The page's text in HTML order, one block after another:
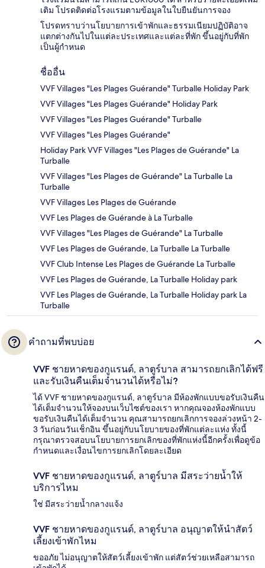
เติม โปรดติดต่อโรงแรมตามข้อมูลในใบยืนยันการจอง
โปรดทราบว่านโยบายการเข้าพักและธรรมเนียมปฏิบัติอาจ
แตกต่างกันไปในแต่ละประเทศและแต่ละที่พัก ขึ้นอยู่กับที่พัก
เป็นผู้กำหนด
ชื่ออื่น
VVF Villages "Les Plages Guérande" Turballe Holiday Park
VVF Villages "Les Plages Guérande" Holiday Park
VVF Villages "Les Plages Guérande" Turballe
VVF Villages "Les Plages Guérande"
Holiday Park VVF Villages "Les Plages de Guérande" La
Turballe
VVF Villages "Les Plages de Guérande" La Turballe La
Turballe
VVF Villages Les Plages de Guérande
VVF Les Plages de Guérande à La Turballe
VVF Villages "Les Plages de Guérande" La Turballe
VVF Les Plages de Guérande, La Turballe La Turballe
VVF Club Intense Les Plages de Guérande La Turballe
VVF Les Plages de Guérande, La Turballe Holiday park
VVF Les Plages de Guérande, La Turballe Holiday park La
Turballe
คำถามที่พบบ่อย
VVF ชายหาดของกูแรนด์, ลาตูร์บาล สามารถยกเลิกได้ฟรี
และรับเงินคืนเต็มจำนวนได้หรือไม่?
ได้ VVF ชายหาดของกูแรนด์, ลาตูร์บาล มีห้องพักแบบขอรับเงินคืน
ได้เต็มจำนวนให้จองบนเว็บไซต์ของเรา หากคุณจองห้องพักแบบ
ขอรับเงินคืนได้เต็มจำนวน คุณสามารถยกเลิกการจองล่วงหน้า 2-
3 วันก่อนวันเช็กอิน ขึ้นอยู่กับนโยบายของที่พักแต่ละแห่ง ทั้งนี้
กรุณาตรวจสอบนโยบายการยกเลิกของที่พักแห่งนี้อีกครั้งเพื่อดูข้อ
กำหนดและเงื่อนไขการยกเลิกโดยละเอียด
VVF ชายหาดของกูแรนด์, ลาตูร์บาล มีสระว่ายน้ำให้
บริการไหม
ใช่ มีสระว่ายน้ำกลางแจ้ง
VVF ชายหาดของกูแรนด์, ลาตูร์บาล อนุญาตให้นำสัตว์
เลี้ยงเข้าพักไหม
ขออภัย ไม่อนุญาตให้สัตว์เลี้ยงเข้าพัก แต่สัตว์ช่วยเหลือสามารถ